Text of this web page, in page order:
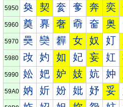
5950 奐 契 奒 奓 奔 奕
5960 奠 奡 奢 奣 奤 奥
5970 奰 奱 奲 女 奴 奵
5980 妀 妁 如 妃 妄 妅
5990 妐 妑 妒 妓 妔 妕
59A0 妠 妡 妢 妣 妤 妥